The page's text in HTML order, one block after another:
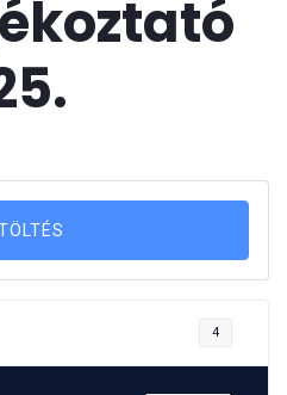
4